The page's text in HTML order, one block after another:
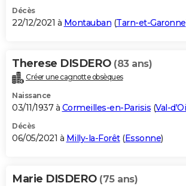
Décès
22/12/2021 à Montauban (Tarn-et-Garonne
Therese DISDERO (83 ans)
Créer une cagnotte obsèques
Naissance
03/11/1937 à Cormeilles-en-Parisis (Val-
Décès
06/05/2021 à Milly-la-Forêt(Essonne)
Marie DISDERO (75 ans)